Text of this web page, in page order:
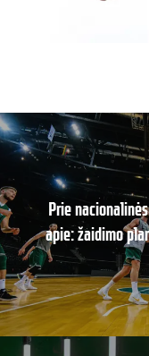
Prie
apie: žaidimo